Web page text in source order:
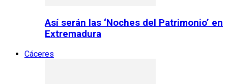
Así serán las ‘Noches del Patrimonio’ en
Extremadura
Cáceres